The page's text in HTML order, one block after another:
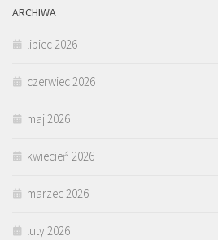
ARCHIWA
lipiec 2026
czerwiec 2026
maj 2026
kwiecień 2026
marzec 2026
luty 2026